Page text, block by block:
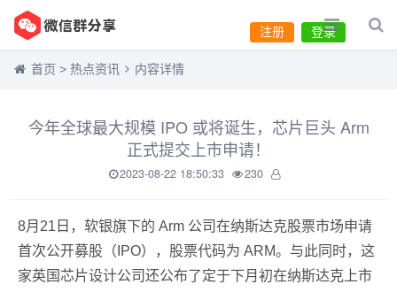
登录
注册
首页 > 热点资讯 内容详情
今年全球最大规模 IPO 或将诞生，芯片巨头 Arm
正式提交上市申请！
2023-08-22 18:50:33 230
8月21日，软银旗下的 Arm 公司在纳斯达克股票市场申请
首次公开募股（IPO），股票代码为 ARM。与此同时，这
家英国芯片设计公司还公布了定于下月初在纳斯达克上市